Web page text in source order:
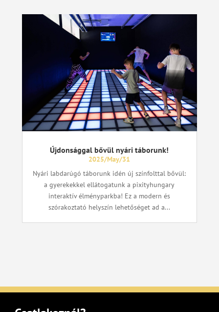
Újdonsággal bővül nyári táborunk!
2025/May/31
Nyári labdarúgó táborunk idén új színfolttal bővül:
a gyerekekkel ellátogatunk a pixityhungary
interaktív élményparkba! Ez a modern és
szórakoztató helyszín lehetőséget ad a...